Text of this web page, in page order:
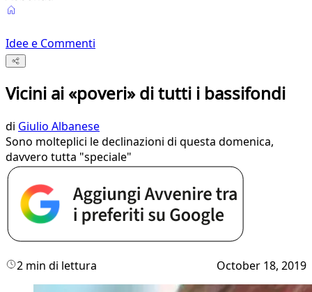
Idee e Commenti
Vicini ai «poveri» di tutti i bassifondi
di Giulio Albanese
Sono molteplici le declinazioni di questa domenica,
davvero tutta "speciale"
2 min di lettura October 18, 2019